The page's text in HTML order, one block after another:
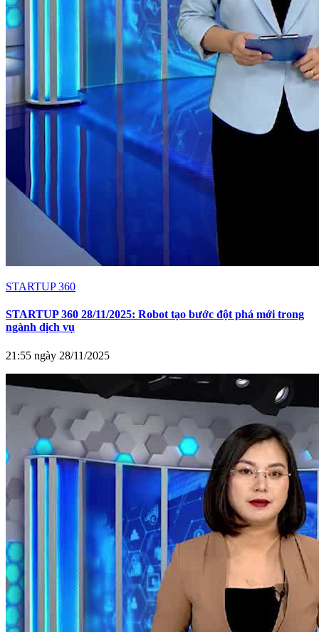
STARTUP 360
STARTUP 360 28/11/2025: Robot tạo bước đột phá mới trong
ngành dịch vụ
21:55 ngày 28/11/2025